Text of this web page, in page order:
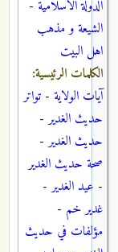
الدولة الاسلامية -
الشيعة و مذهب
اهل البيت
الكلمات الرئيسية:
آيات الولاية - تواتر
حديث الغدير-
حديث الغدير-
صحة حديث الغدير
- عيد الغدير-
غدير خم -
مؤلفات في حديث